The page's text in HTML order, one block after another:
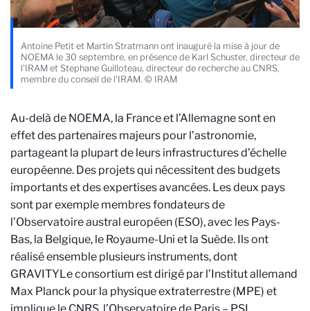
Antoine Petit et Martin Stratmann ont inauguré la mise à jour de
NOEMA le 30 septembre, en présence de Karl Schuster, directeur de
l'IRAM et Stephane Guilloteau, directeur de recherche au CNRS,
membre du conseil de l'IRAM. © IRAM
Au-delà de NOEMA, la France et l’Allemagne sont en
effet des partenaires majeurs pour l’astronomie,
partageant la plupart de leurs infrastructures d’échelle
européenne. Des projets qui nécessitent des budgets
importants et des expertises avancées. Les deux pays
sont par exemple membres fondateurs de
l’Observatoire austral européen (ESO), avec les Pays-
Bas, la Belgique, le Royaume-Uni et la Suède. Ils ont
réalisé ensemble plusieurs instruments, dont
GRAVITYLe consortium est dirigé par l’Institut allemand
Max Planck pour la physique extraterrestre (MPE) et